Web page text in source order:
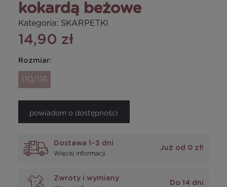
kokardą beżowe
Kategoria: SKARPETKI
14,90 zł
Rozmiar:
110/116
powiadom o dostępności
Dostawa 1–3 dni
Więcej informacji
Już od 0 zł!
Zwroty i wymiany
Do 14 dni